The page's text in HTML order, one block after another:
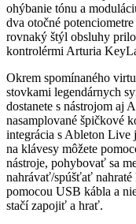
ohýbanie tónu a
dva otočné
rovnaký štýl obsluhy
kontrolérmi Arturia
Okrem spomínaného
stovkami legendárnych
dostanete s nástrojom aj
nasamplované špičkové
integrácia s Ableton Live
na klávesy môžete
nástroje, pohybovať sa
nahrávať/spúšťať
pomocou USB kábla a
stačí zapojiť a hrať.